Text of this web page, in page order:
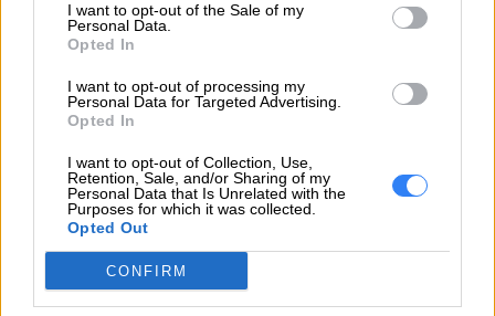
I want to opt-out of the Sale of my
Personal Data.
Opted In
I want to opt-out of processing my
Personal Data for Targeted Advertising.
Opted In
I want to opt-out of Collection, Use,
Retention, Sale, and/or Sharing of my
Personal Data that Is Unrelated with the
Purposes for which it was collected.
Opted Out
CONFIRM
WIADOMOŚĆ